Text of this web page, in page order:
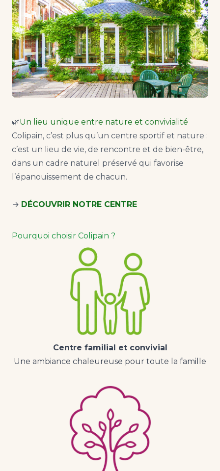
🌿Un lieu unique entre nature et convivialité
Colipain, c’est plus qu’un centre sportif et nature :
c’est un lieu de vie, de rencontre et de bien-être,
dans un cadre naturel préservé qui favorise
l’épanouissement de chacun.
→ DÉCOUVRIR NOTRE CENTRE
Pourquoi choisir Colipain ?
Centre familial et convivial
Une ambiance chaleureuse pour toute la famille